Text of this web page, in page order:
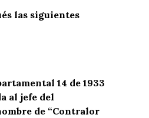
las siguientes
14 de 1933
al jefe del
de “Contralor